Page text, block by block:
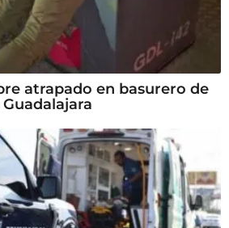
atrapado en basurero de